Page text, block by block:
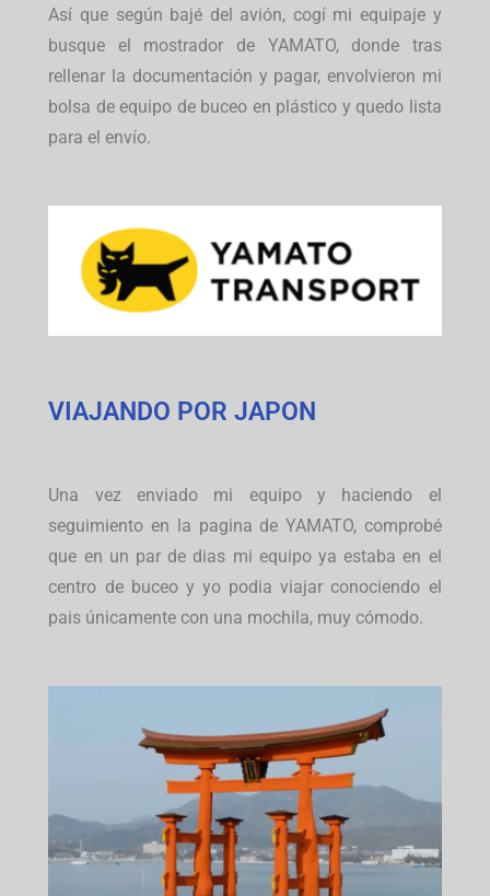
Así que según bajé del avión, cogí mi equipaje y
busque el mostrador de YAMATO, donde tras
rellenar la documentación y pagar, envolvieron mi
bolsa de equipo de buceo en plástico y quedo lista
para el envío.
VIAJANDO POR JAPON
Una vez enviado mi equipo y haciendo el
seguimiento en la pagina de YAMATO, comprobé
que en un par de dias mi equipo ya estaba en el
centro de buceo y yo podia viajar conociendo el
pais únicamente con una mochila, muy cómodo.